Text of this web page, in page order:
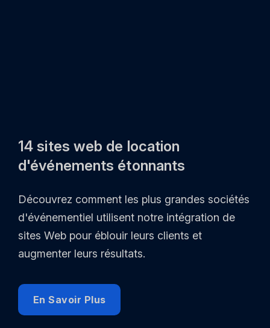
14 sites web de location
d'événements étonnants
Découvrez comment les plus grandes sociétés
d'événementiel utilisent notre intégration de
sites Web pour éblouir leurs clients et
augmenter leurs résultats.
En Savoir Plus